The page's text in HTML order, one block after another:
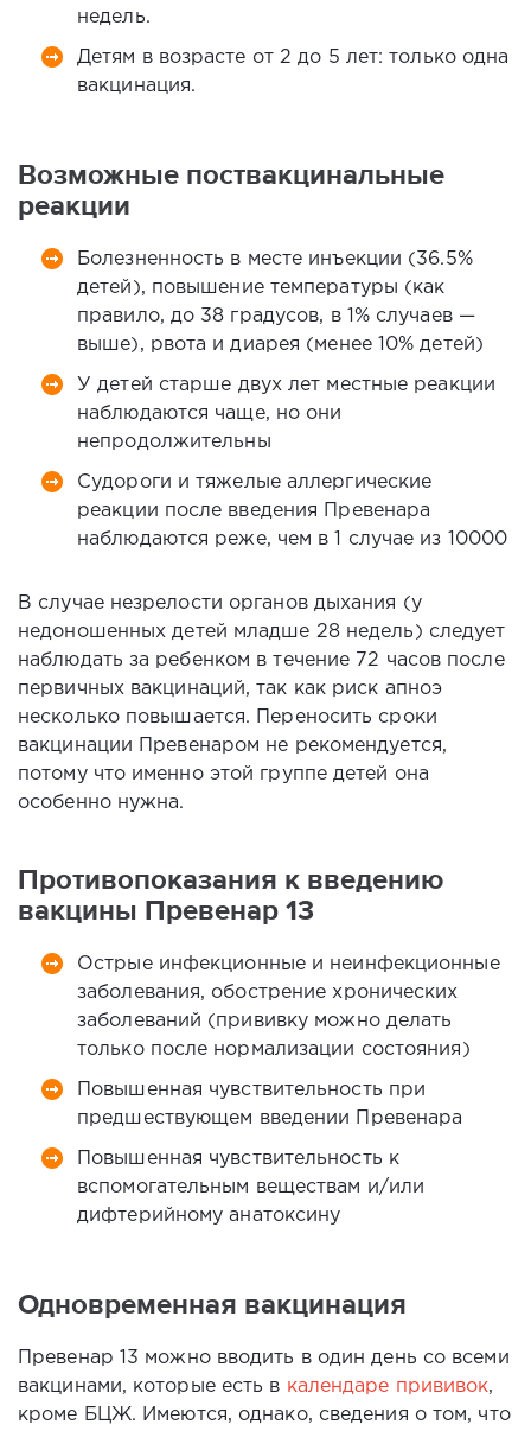
недель.
Детям в возрасте от 2 до 5 лет: только одна
вакцинация.
Возможные поствакцинальные
реакции
Болезненность в месте инъекции (36.5%
детей), повышение температуры (как
правило, до 38 градусов, в 1% случаев —
выше), рвота и диарея (менее 10% детей)
У детей старше двух лет местные реакции
наблюдаются чаще, но они
непродолжительны
Судороги и тяжелые аллергические
реакции после введения Превенара
наблюдаются реже, чем в 1 случае из 10000
В случае незрелости органов дыхания (у
недоношенных детей младше 28 недель) следует
наблюдать за ребенком в течение 72 часов после
первичных вакцинаций, так как риск апноэ
несколько повышается. Переносить сроки
вакцинации Превенаром не рекомендуется,
потому что именно этой группе детей она
особенно нужна.
Противопоказания к введению
вакцины Превенар 13
Острые инфекционные и неинфекционные
заболевания, обострение хронических
заболеваний (прививку можно делать
только после нормализации состояния)
Повышенная чувствительность при
предшествующем введении Превенара
Повышенная чувствительность к
вспомогательным веществам и/или
дифтерийному анатоксину
Одновременная вакцинация
Превенар 13 можно вводить в один день со всеми
вакцинами, которые есть в календаре прививок,
кроме БЦЖ. Имеются, однако, сведения о том, что